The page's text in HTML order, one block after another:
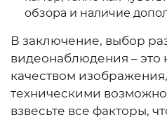
обзора и наличие
В заключение, выбор
видеонаблюдения –
качеством
техническими
взвесьте все факторы,